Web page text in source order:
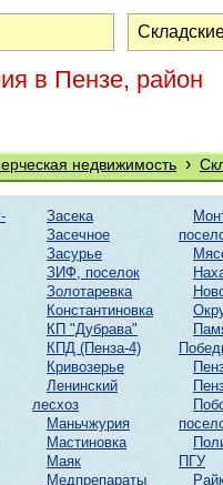
в Пензе, район
недвижимость ›
Засека
Засечное
Засурье
ЗИФ, поселок
Золотаревка
Константиновка
КП "Дубрава"
КПД (Пенза-4)
Кривозерье
Ленинский
лесхоз
Маньчжурия
Мастиновка
Маяк
Медпрепараты
ПГУ